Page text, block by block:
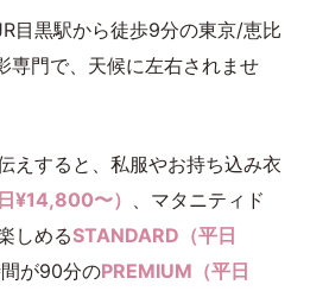
目黒駅から徒歩9分の東京/恵比
専門で、天候に左右されませ
えすると、私服やお持ち込み衣
¥14,800〜）
、マタニティド
しめるSTANDARD（平日
間が90分のPREMIUM（平日